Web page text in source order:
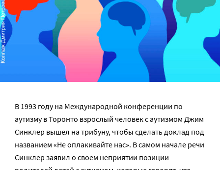
В 1993 году на Международной конференции по
аутизму в Торонто взрослый человек с аутизмом Джим
Синклер вышел на трибуну, чтобы сделать доклад под
названием «Не оплакивайте нас». В самом начале речи
Синклер заявил о своем неприятии позиции